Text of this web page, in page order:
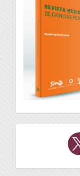
Twitter